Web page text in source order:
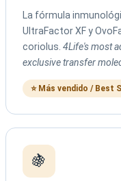
La fórmula
UltraFactor XF y
coriolus. 4Life's most
exclusive transfer
⭐ Más vendido / Best
🍇